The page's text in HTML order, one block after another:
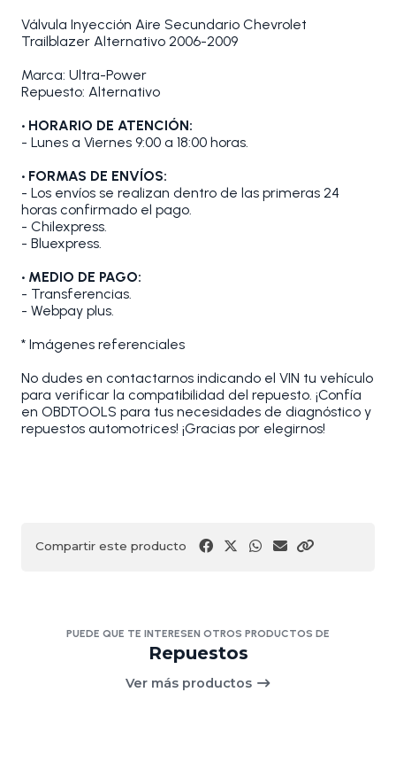
Válvula Inyección Aire Secundario Chevrolet
Trailblazer Alternativo 2006-2009
Marca: Ultra-Power
Repuesto: Alternativo
• HORARIO DE ATENCIÓN:
- Lunes a Viernes 9:00 a 18:00 horas.
• FORMAS DE ENVÍOS:
- Los envíos se realizan dentro de las primeras 24
horas confirmado el pago.
- Chilexpress.
- Bluexpress.
• MEDIO DE PAGO:
- Transferencias.
- Webpay plus.
* Imágenes referenciales
No dudes en contactarnos indicando el VIN tu vehículo
para verificar la compatibilidad del repuesto. ¡Confía
en OBDTOOLS para tus necesidades de diagnóstico y
repuestos automotrices! ¡Gracias por elegirnos!
Compartir este producto
PUEDE QUE TE INTERESEN OTROS PRODUCTOS DE
Repuestos
Ver más productos